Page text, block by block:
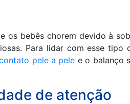
os bebês chorem devido à
Para lidar com esse
pele a pele e o balanço
de atenção